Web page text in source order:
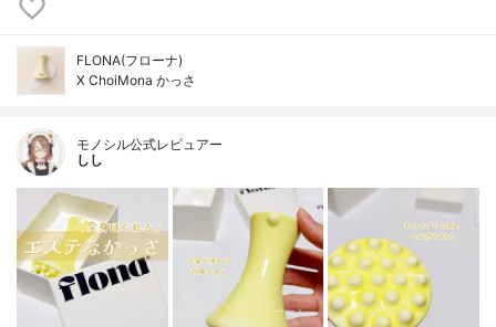
FLONA(フローナ)
X ChoiMona かっさ
モノシル公式レビュアー
しし